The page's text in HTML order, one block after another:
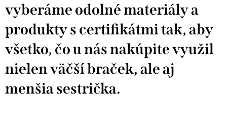
vyberáme odolné materiály a
produkty s certifikátmi tak, aby
všetko, čo u nás nakúpite využil
nielen väčší braček, ale aj
menšia sestrička.